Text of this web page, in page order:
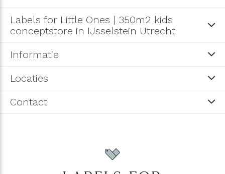
Labels for Little Ones | 350m2 kids
conceptstore in IJsselstein Utrecht
Informatie
Locaties
Contact